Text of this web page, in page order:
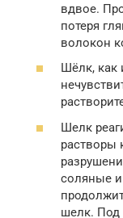
вдвое.
потеря
волокон
Шёлк, как
Шелк
растворы
соляные
шелк. Под